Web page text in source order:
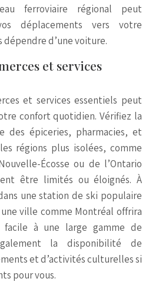
ferroviaire régional peut
déplacements vers votre
dépendre d’une voiture.
et services
et services essentiels peut
confort quotidien. Vérifiez la
des épiceries, pharmacies, et
régions plus isolées, comme
Écosse ou de l’Ontario
être limités ou éloignés. À
une station de ski populaire
ville comme Montréal offrira
facile à une large gamme de
la disponibilité de
et d’activités culturelles si
pour vous.